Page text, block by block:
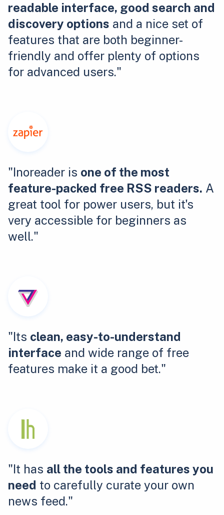
readable interface, good search and
discovery options and a nice set of
features that are both beginner-
friendly and offer plenty of options
for advanced users."
"Inoreader is one of the most
feature-packed free RSS readers. A
great tool for power users, but it's
very accessible for beginners as
well."
"Its clean, easy-to-understand
interface and wide range of free
features make it a good bet."
"It has all the tools and features you
need to carefully curate your own
news feed."